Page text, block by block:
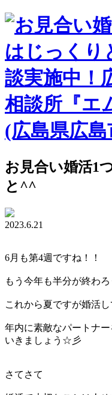
お見合い婚活1
と^^
2023.6.21
6月も第4週ですね！！
もう今年も半分が終わろ
これから夏ですが婚活
年内に素敵なパートナ
いきましょう☆彡
さてさて